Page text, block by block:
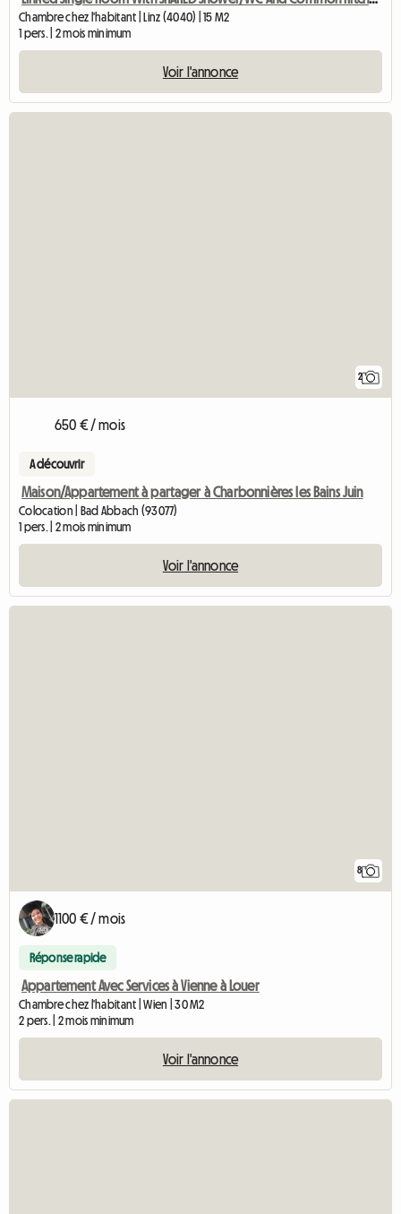
Chambre chez l'habitant | Linz (4040) | 15 M2
1 pers. | 2 mois minimum
Voir l'annonce
2
650 € / mois
A découvrir
Maison/Appartement à partager à Charbonnières les Bains Juin
Colocation | Bad Abbach (93077)
1 pers. | 2 mois minimum
Voir l'annonce
8
1100 € / mois
Réponse rapide
Appartement Avec Services à Vienne à Louer
Chambre chez l'habitant | Wien | 30 M2
2 pers. | 2 mois minimum
Voir l'annonce